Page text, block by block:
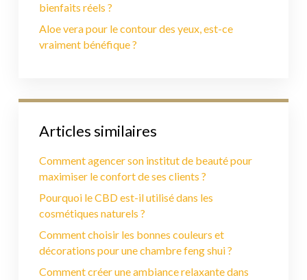
bienfaits réels ?
Aloe vera pour le contour des yeux, est-ce
vraiment bénéfique ?
Articles similaires
Comment agencer son institut de beauté pour
maximiser le confort de ses clients ?
Pourquoi le CBD est-il utilisé dans les
cosmétiques naturels ?
Comment choisir les bonnes couleurs et
décorations pour une chambre feng shui ?
Comment créer une ambiance relaxante dans